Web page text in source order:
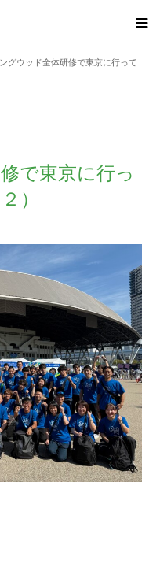
グウッド全体研修で東京に行って
で東京に行っ
）